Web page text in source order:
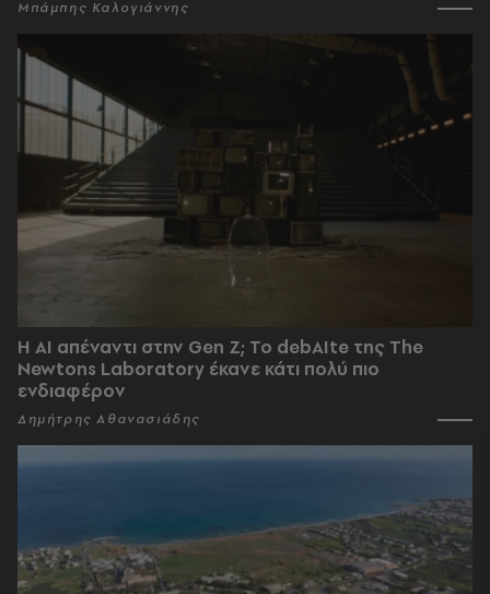
Μπάμπης Καλογιάννης
Η AI απέναντι στην Gen Z; Το debAIte της The
Newtons Laboratory έκανε κάτι πολύ πιο
ενδιαφέρον
Δημήτρης Αθανασιάδης